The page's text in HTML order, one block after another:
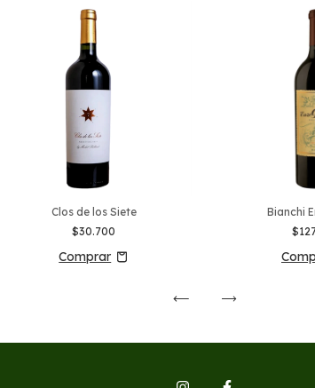
Clos de los Siete
$30.700
Bianchi